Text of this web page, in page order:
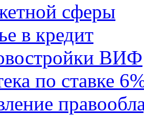
сферы
в кредит
ВИФ
по ставке